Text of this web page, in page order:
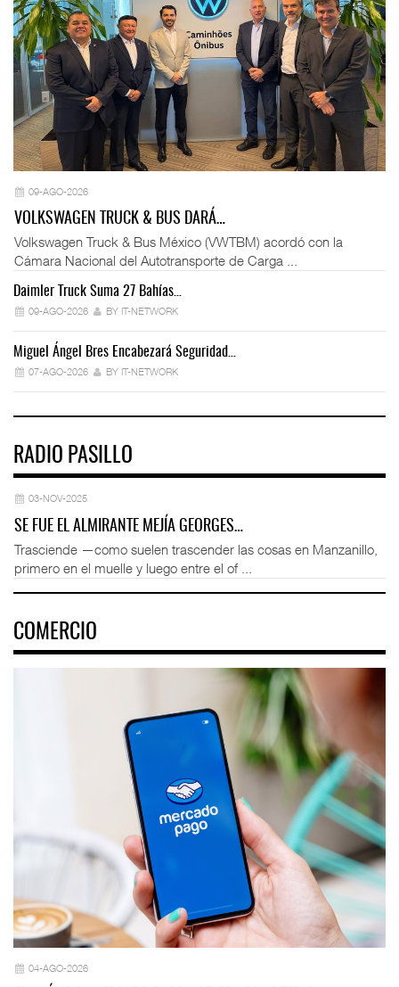
09-AGO-2026
VOLKSWAGEN TRUCK & BUS DARÁ…
Volkswagen Truck & Bus México (VWTBM) acordó con la
Cámara Nacional del Autotransporte de Carga ...
Daimler Truck Suma 27 Bahías…
09-AGO-2026 BY IT-NETWORK
Miguel Ángel Bres Encabezará Seguridad…
07-AGO-2026 BY IT-NETWORK
RADIO PASILLO
03-NOV-2025
SE FUE EL ALMIRANTE MEJÍA GEORGES…
Trasciende —como suelen trascender las cosas en Manzanillo,
primero en el muelle y luego entre el of ...
COMERCIO
04-AGO-2026